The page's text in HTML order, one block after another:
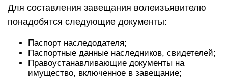
Для составления завещания волеизъявителю
понадобятся следующие документы:
Паспорт наследодателя;
Паспортные данные наследников, свидетелей;
Правоустанавливающие документы на
имущество, включенное в завещание;